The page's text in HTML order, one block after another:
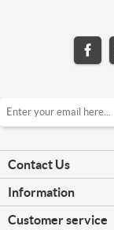
Contact Us
Information
Customer service